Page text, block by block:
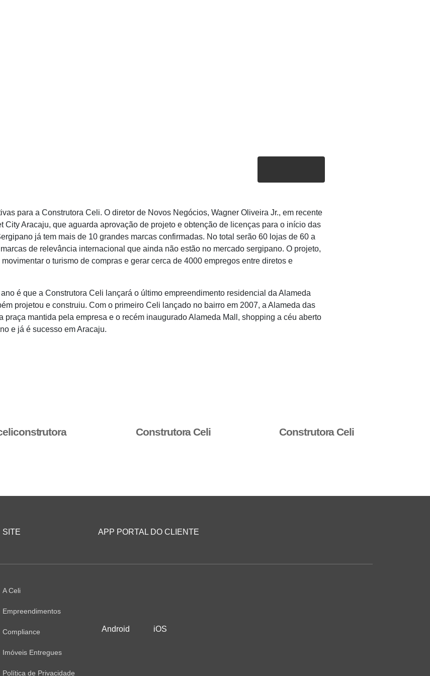
para a Construtora Celi. O diretor de Novos Negócios, Wagner Oliveira Jr., em recente
City Aracaju, que aguarda aprovação de projeto e obtenção de licenças para o início das
já tem mais de 10 grandes marcas confirmadas. No total serão 60 lojas de 60 a
de relevância internacional que ainda não estão no mercado sergipano. O projeto,
o turismo de compras e gerar cerca de 4000 empregos entre diretos e
é que a Construtora Celi lançará o último empreendimento residencial da Alameda
projetou e construiu. Com o primeiro Celi lançado no bairro em 2007, a Alameda das
praça mantida pela empresa e o recém inaugurado Alameda Mall, shopping a céu aberto
e já é sucesso em Aracaju.
Construtora Celi Construtora Celi
SITE APP PORTAL DO CLIENTE
A Celi
Empreendimentos
Compliance
Imóveis Entregues
Política de Privacidade
Android iOS